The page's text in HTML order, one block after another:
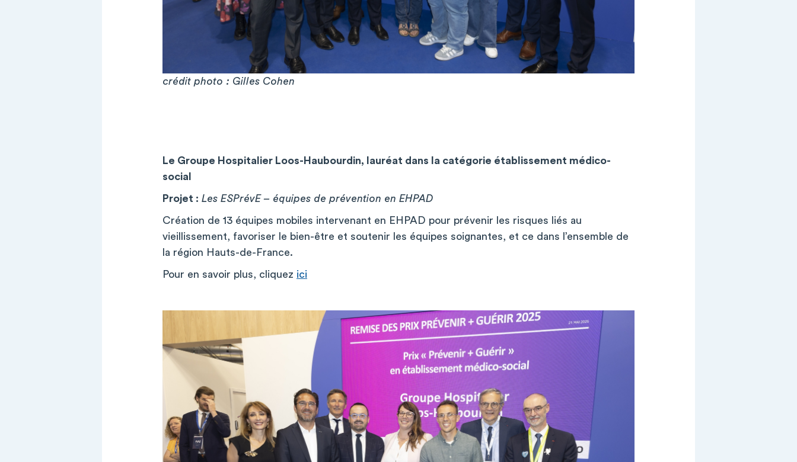
crédit photo : Gilles Cohen
Le Groupe Hospitalier Loos-Haubourdin, lauréat dans la catégorie établissement médico-
social
Projet : Les ESPrévE – équipes de prévention en EHPAD
Création de 13 équipes mobiles intervenant en EHPAD pour prévenir les risques liés au
vieillissement, favoriser le bien-être et soutenir les équipes soignantes, et ce dans l’ensemble de
la région Hauts-de-France.
Pour en savoir plus, cliquez ici